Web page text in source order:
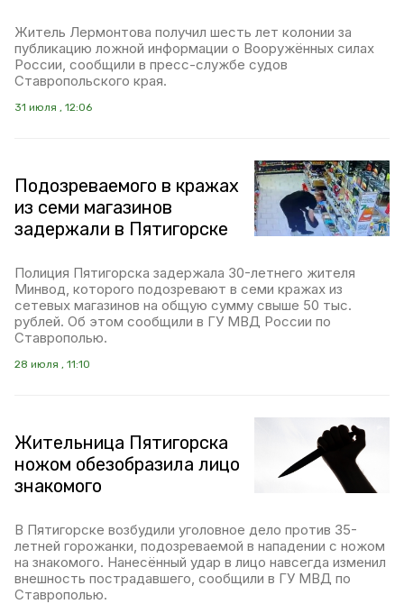
Житель Лермонтова получил шесть лет колонии за
публикацию ложной информации о Вооружённых силах
России, сообщили в пресс-службе судов
Ставропольского края.
31 июля , 12:06
Подозреваемого в кражах
из семи магазинов
задержали в Пятигорске
Полиция Пятигорска задержала 30-летнего жителя
Минвод, которого подозревают в семи кражах из
сетевых магазинов на общую сумму свыше 50 тыс.
рублей. Об этом сообщили в ГУ МВД России по
Ставрополью.
28 июля , 11:10
Жительница Пятигорска
ножом обезобразила лицо
знакомого
В Пятигорске возбудили уголовное дело против 35-
летней горожанки, подозреваемой в нападении с ножом
на знакомого. Нанесённый удар в лицо навсегда изменил
внешность пострадавшего, сообщили в ГУ МВД по
Ставрополью.